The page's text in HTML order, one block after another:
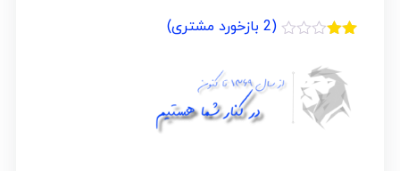
از 5
در
امتیازدهی
مشتری
(
2 بازخورد مشتری)